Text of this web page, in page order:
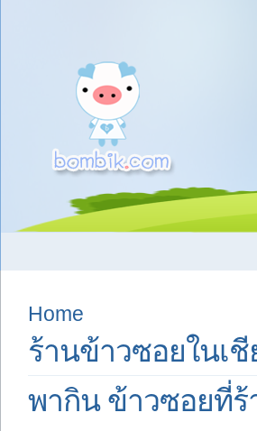
Home
ร้านข้าวซอยในเชี
พากิน ข้าวซอยที่